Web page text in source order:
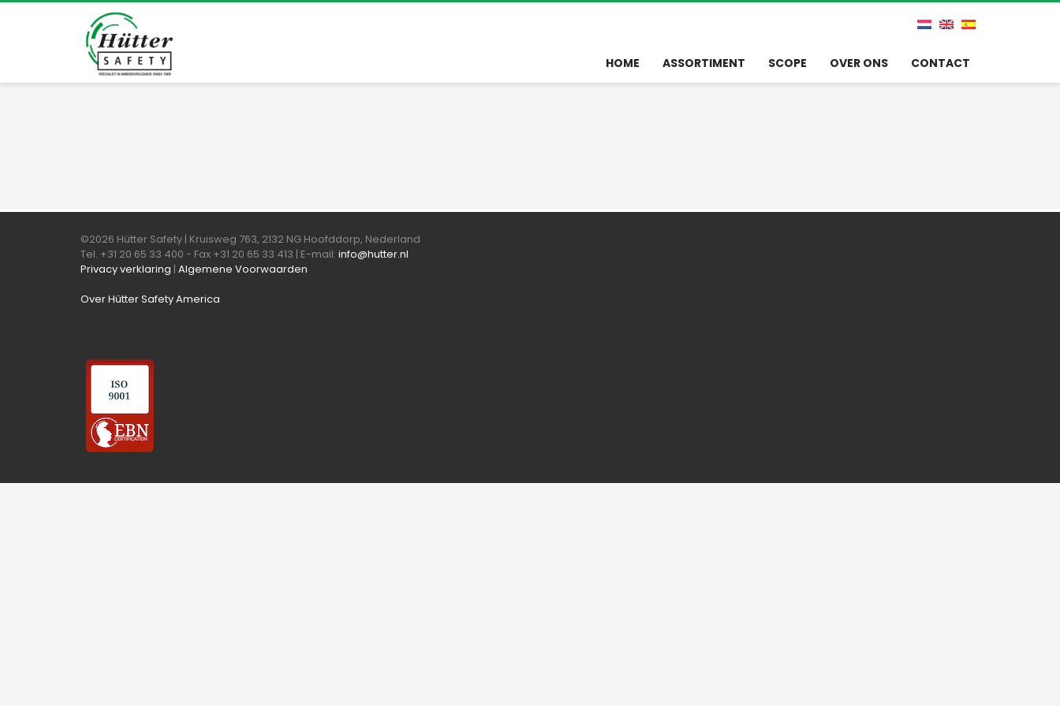
HOME ASSORTIMENT SCOPE OVER ONS CONTACT
©2026 Hütter Safety | Kruisweg 763, 2132 NG Hoofddorp, Nederland
Tel. +31 20 65 33 400 - Fax +31 20 65 33 413 | E-mail: info@hutter.nl
Privacy verklaring | Algemene Voorwaarden
Over Hütter Safety America